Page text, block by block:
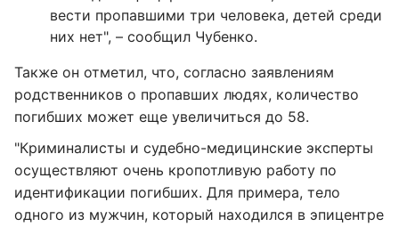
вести пропавшими три человека, детей среди
них нет", – сообщил Чубенко.
Также он отметил, что, согласно заявлениям
родственников о пропавших людях, количество
погибших может еще увеличиться до 58.
"Криминалисты и судебно-медицинские эксперты
осуществляют очень кропотливую работу по
идентификации погибших. Для примера, тело
одного из мужчин, который находился в эпицентре